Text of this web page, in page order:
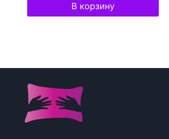
В корзину